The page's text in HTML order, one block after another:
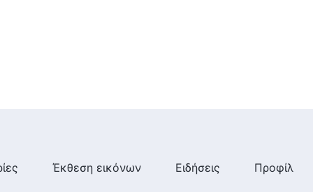
είσοδος (8)»
Έκθεση εικόνων Ειδήσεις Προφίλ